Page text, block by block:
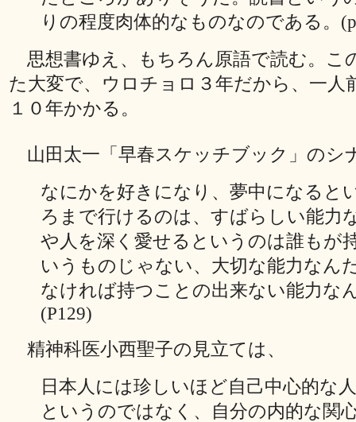
りの程度肉体的なものなのである。
思想書ゆえ、もちろん原語で読む。こ
た大変で、ウロチョロ３年だから、一人
１０年かかる。
山田太一「早春スケッチブック」のシ
なにかを好きになり、夢中になると
ろまで行けるのは、すばらしい能力
や人を深く愛せるというのは誰もが
いうものじゃない、大切な能力なん
なければ持つことの出来ない能力な
(P129)
精神科医小西聖子の見立ては、
日本人には珍しいほど自己中心的な
というのではなく、自分の内的な関